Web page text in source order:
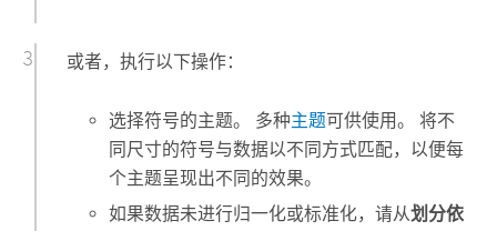
或者，执行以下操作：
选择符号的主题。 多种主题可供使用。 将不
同尺寸的符号与数据以不同方式匹配，以便每
个主题呈现出不同的效果。
如果数据未进行归一化或标准化，请从划分依